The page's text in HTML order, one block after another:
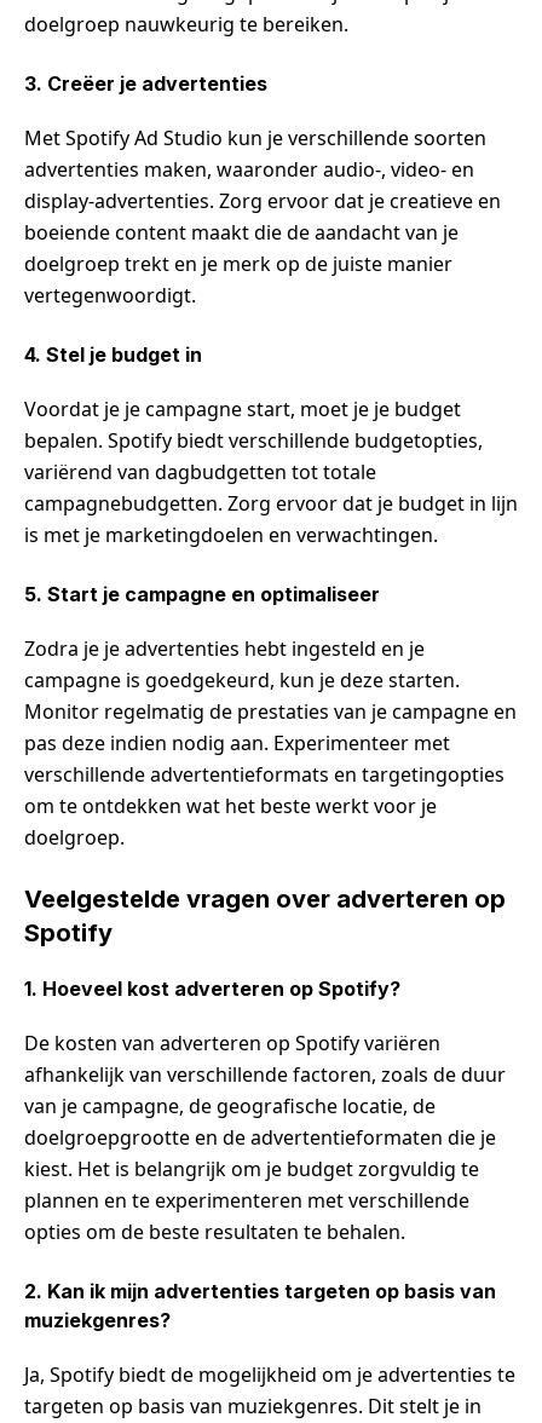
doelgroep nauwkeurig te bereiken.
3. Creëer je advertenties
Met Spotify Ad Studio kun je verschillende soorten
advertenties maken, waaronder audio-, video- en
display-advertenties. Zorg ervoor dat je creatieve en
boeiende content maakt die de aandacht van je
doelgroep trekt en je merk op de juiste manier
vertegenwoordigt.
4. Stel je budget in
Voordat je je campagne start, moet je je budget
bepalen. Spotify biedt verschillende budgetopties,
variërend van dagbudgetten tot totale
campagnebudgetten. Zorg ervoor dat je budget in lijn
is met je marketingdoelen en verwachtingen.
5. Start je campagne en optimaliseer
Zodra je je advertenties hebt ingesteld en je
campagne is goedgekeurd, kun je deze starten.
Monitor regelmatig de prestaties van je campagne en
pas deze indien nodig aan. Experimenteer met
verschillende advertentieformats en targetingopties
om te ontdekken wat het beste werkt voor je
doelgroep.
Veelgestelde vragen over adverteren op
Spotify
1. Hoeveel kost adverteren op Spotify?
De kosten van adverteren op Spotify variëren
afhankelijk van verschillende factoren, zoals de duur
van je campagne, de geografische locatie, de
doelgroepgrootte en de advertentieformaten die je
kiest. Het is belangrijk om je budget zorgvuldig te
plannen en te experimenteren met verschillende
opties om de beste resultaten te behalen.
2. Kan ik mijn advertenties targeten op basis van
muziekgenres?
Ja, Spotify biedt de mogelijkheid om je advertenties te
targeten op basis van muziekgenres. Dit stelt je in